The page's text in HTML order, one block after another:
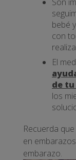
Son
bebé
con
El
de tu
los
Recuerda
en
embarazo.